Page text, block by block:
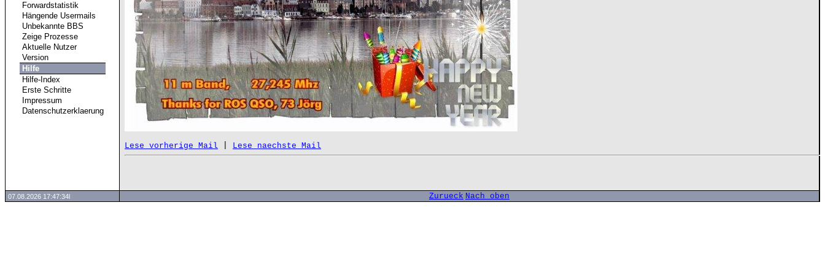
Forwardstatistik
Hängende Usermails
Unbekannte BBS
Zeige Prozesse
Aktuelle Nutzer
Version
Hilfe
Hilfe-Index
Erste Schritte
Impressum
Datenschutzerklaerung
Lese vorherige Mail Lese naechste Mail
07.08.2026 17:47:34l Zurueck Nach oben